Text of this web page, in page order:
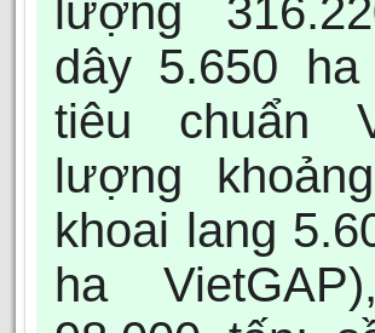
lượng
dây 5.650
tiêu chuẩn
lượng
khoai lang
ha